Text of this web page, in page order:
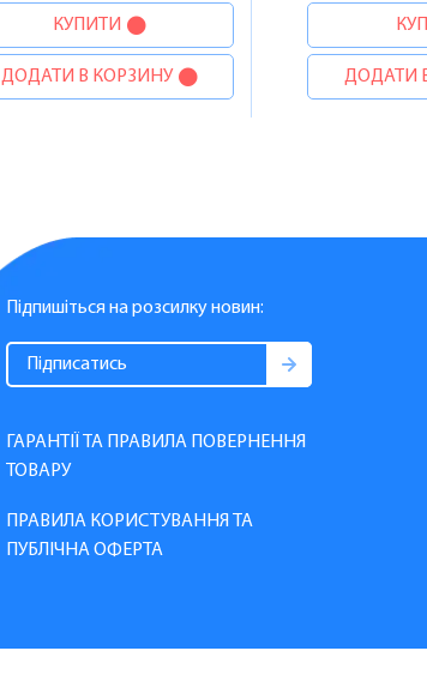
КУПИТИ
ДОДАТИ В КОРЗИНУ ДОДАТИ
Підпишіться на розсилку новин:
ГАРАНТІЇ ТА ПРАВИЛА ПОВЕРНЕННЯ
ТОВАРУ
ПРАВИЛА КОРИСТУВАННЯ ТА
ПУБЛІЧНА ОФЕРТА